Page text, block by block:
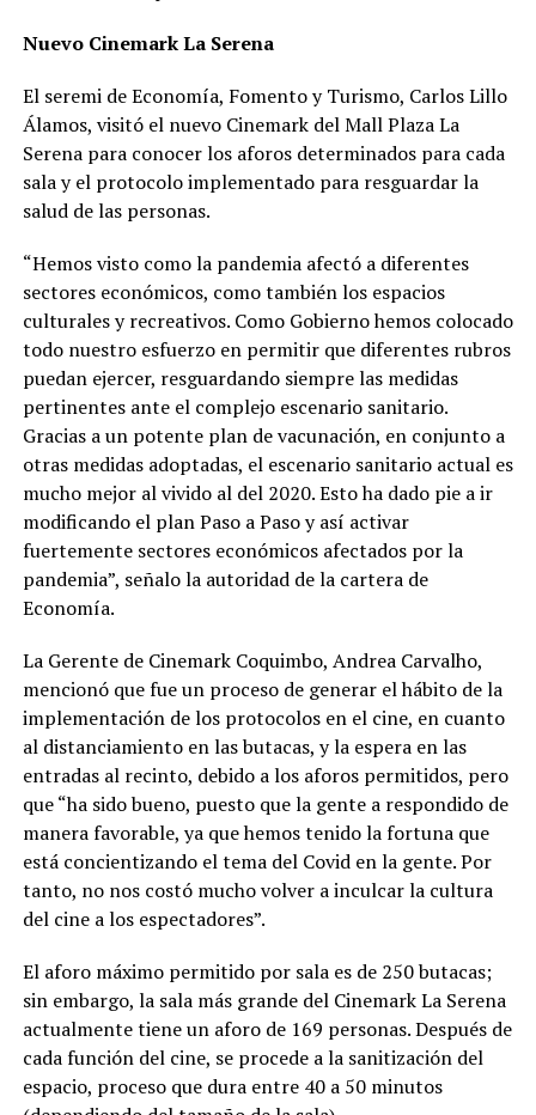
Nuevo Cinemark La Serena
El seremi de Economía, Fomento y Turismo, Carlos Lillo
Álamos, visitó el nuevo Cinemark del Mall Plaza La
Serena para conocer los aforos determinados para cada
sala y el protocolo implementado para resguardar la
salud de las personas.
“Hemos visto como la pandemia afectó a diferentes
sectores económicos, como también los espacios
culturales y recreativos. Como Gobierno hemos colocado
todo nuestro esfuerzo en permitir que diferentes rubros
puedan ejercer, resguardando siempre las medidas
pertinentes ante el complejo escenario sanitario.
Gracias a un potente plan de vacunación, en conjunto a
otras medidas adoptadas, el escenario sanitario actual es
mucho mejor al vivido al del 2020. Esto ha dado pie a ir
modificando el plan Paso a Paso y así activar
fuertemente sectores económicos afectados por la
pandemia”, señalo la autoridad de la cartera de
Economía.
La Gerente de Cinemark Coquimbo, Andrea Carvalho,
mencionó que fue un proceso de generar el hábito de la
implementación de los protocolos en el cine, en cuanto
al distanciamiento en las butacas, y la espera en las
entradas al recinto, debido a los aforos permitidos, pero
que “ha sido bueno, puesto que la gente a respondido de
manera favorable, ya que hemos tenido la fortuna que
está concientizando el tema del Covid en la gente. Por
tanto, no nos costó mucho volver a inculcar la cultura
del cine a los espectadores”.
El aforo máximo permitido por sala es de 250 butacas;
sin embargo, la sala más grande del Cinemark La Serena
actualmente tiene un aforo de 169 personas. Después de
cada función del cine, se procede a la sanitización del
espacio, proceso que dura entre 40 a 50 minutos